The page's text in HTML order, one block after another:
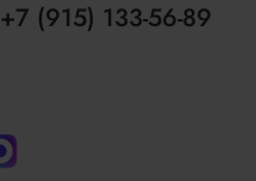
+7 (915) 133-56-89